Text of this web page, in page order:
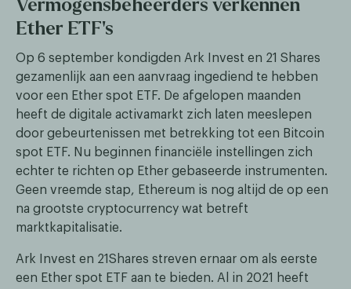
Vermogensbeheerders verkennen
Ether ETF's
Op 6 september kondigden Ark Invest en 21 Shares
gezamenlijk aan een aanvraag ingediend te hebben
voor een Ether spot ETF. De afgelopen maanden
heeft de digitale activamarkt zich laten meeslepen
door gebeurtenissen met betrekking tot een Bitcoin
spot ETF. Nu beginnen financiële instellingen zich
echter te richten op Ether gebaseerde instrumenten.
Geen vreemde stap, Ethereum is nog altijd de op een
na grootste cryptocurrency wat betreft
marktkapitalisatie.
Ark Invest en 21Shares streven ernaar om als eerste
een Ether spot ETF aan te bieden. Al in 2021 heeft